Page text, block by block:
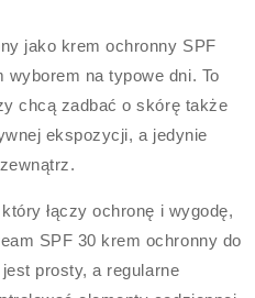
jako krem ochronny SPF
na typowe dni. To
chcą zadbać o skórę także
ekspozycji, a jedynie
łączy ochronę i wygodę,
SPF 30 krem ochronny do
prosty, a regularne